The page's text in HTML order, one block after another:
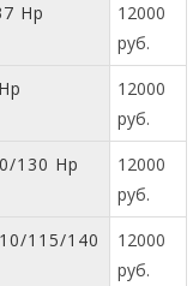
Hp
12000
руб.
12000
руб.
130 Hp
12000
руб.
115/140
12000
руб.